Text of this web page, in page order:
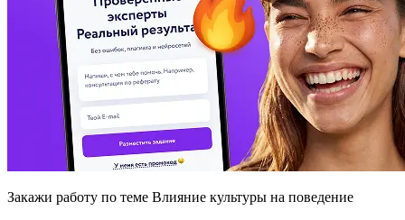
Закажи работу по теме Влияние культуры на поведение